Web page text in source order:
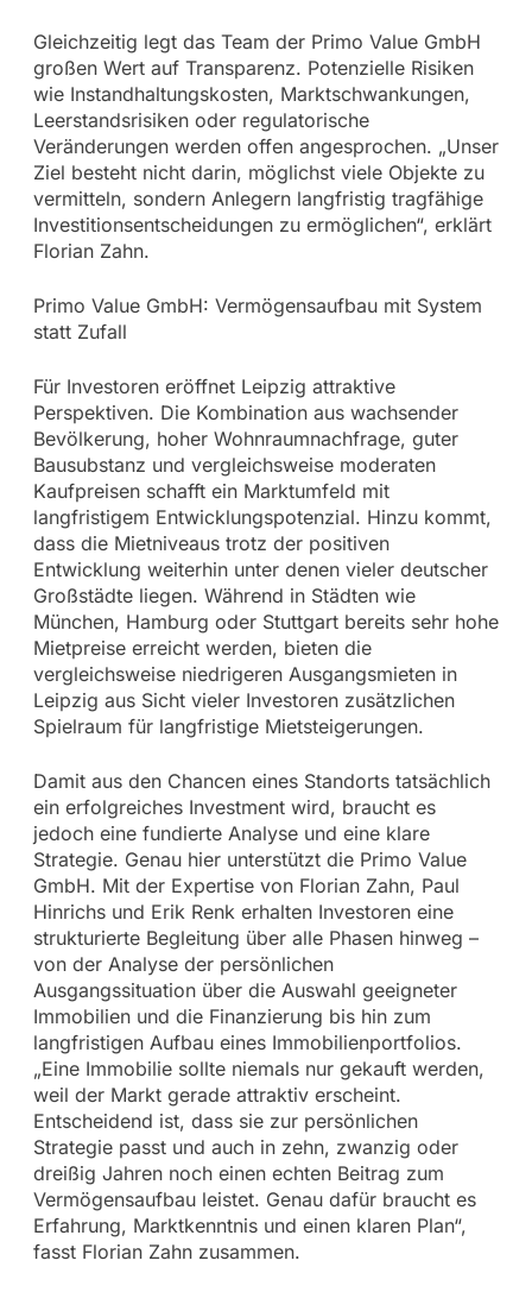
Gleichzeitig legt das Team der Primo Value GmbH
großen Wert auf Transparenz. Potenzielle Risiken
wie Instandhaltungskosten, Marktschwankungen,
Leerstandsrisiken oder regulatorische
Veränderungen werden offen angesprochen. „Unser
Ziel besteht nicht darin, möglichst viele Objekte zu
vermitteln, sondern Anlegern langfristig tragfähige
Investitionsentscheidungen zu ermöglichen“, erklärt
Florian Zahn.
Primo Value GmbH: Vermögensaufbau mit System
statt Zufall
Für Investoren eröffnet Leipzig attraktive
Perspektiven. Die Kombination aus wachsender
Bevölkerung, hoher Wohnraumnachfrage, guter
Bausubstanz und vergleichsweise moderaten
Kaufpreisen schafft ein Marktumfeld mit
langfristigem Entwicklungspotenzial. Hinzu kommt,
dass die Mietniveaus trotz der positiven
Entwicklung weiterhin unter denen vieler deutscher
Großstädte liegen. Während in Städten wie
München, Hamburg oder Stuttgart bereits sehr hohe
Mietpreise erreicht werden, bieten die
vergleichsweise niedrigeren Ausgangsmieten in
Leipzig aus Sicht vieler Investoren zusätzlichen
Spielraum für langfristige Mietsteigerungen.
Damit aus den Chancen eines Standorts tatsächlich
ein erfolgreiches Investment wird, braucht es
jedoch eine fundierte Analyse und eine klare
Strategie. Genau hier unterstützt die Primo Value
GmbH. Mit der Expertise von Florian Zahn, Paul
Hinrichs und Erik Renk erhalten Investoren eine
strukturierte Begleitung über alle Phasen hinweg –
von der Analyse der persönlichen
Ausgangssituation über die Auswahl geeigneter
Immobilien und die Finanzierung bis hin zum
langfristigen Aufbau eines Immobilienportfolios.
„Eine Immobilie sollte niemals nur gekauft werden,
weil der Markt gerade attraktiv erscheint.
Entscheidend ist, dass sie zur persönlichen
Strategie passt und auch in zehn, zwanzig oder
dreißig Jahren noch einen echten Beitrag zum
Vermögensaufbau leistet. Genau dafür braucht es
Erfahrung, Marktkenntnis und einen klaren Plan“,
fasst Florian Zahn zusammen.